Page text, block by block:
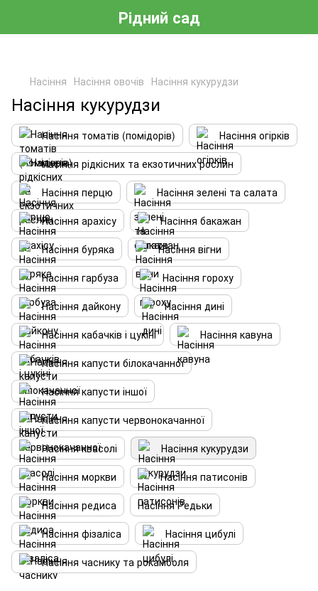
Рідний сад
Насіння Насіння овочів Насіння кукурудзи
Насіння кукурудзи
Насіння томатів (помідорів)
Насіння огірків
Насіння рідкісних та екзотичних рослин
Насіння перцю
Насіння зелені та салата
Насіння арахісу
Насіння бакажан
Насіння буряка
Насіння вігни
Насіння гарбуза
Насіння гороху
Насіння дайкону
Насіння дині
Насіння кабачків і цукіні
Насіння кавуна
Насіння капусти білокачанної
Насіння капусти іншої
Насіння капусти червонокачанної
Насіння квасолі
Насіння кукурудзи
Насіння моркви
Насіння патисонів
Насіння редиса
Насіння Редьки
Насіння фізаліса
Насіння цибулі
Насіння часнику та рокамболя